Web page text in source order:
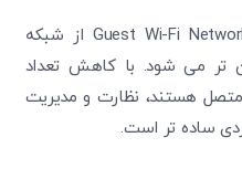
با جدا سازی شبکه مهمان یا Guest Wi-Fi Network از شبکه
تر می شود. با کاهش تعداد
هستند، نظارت و مدیریت
ساده تر است.